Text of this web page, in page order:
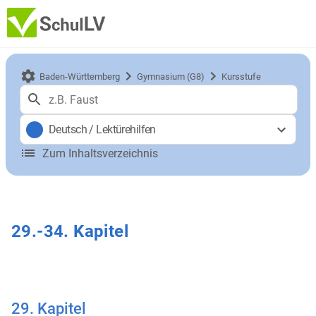
Baden-Württemberg Gymnasium (G8) Kursstufe
Deutsch/ Lektürehilfen
Zum Inhaltsverzeichnis
29.-34. Kapitel
29. Kapitel